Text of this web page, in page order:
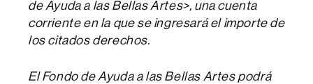
de Ayuda a las Bellas Artes>, una cuenta
corriente en la que se ingresará el importe de
los citados derechos.
El Fondo de Ayuda a las Bellas Artes podrá